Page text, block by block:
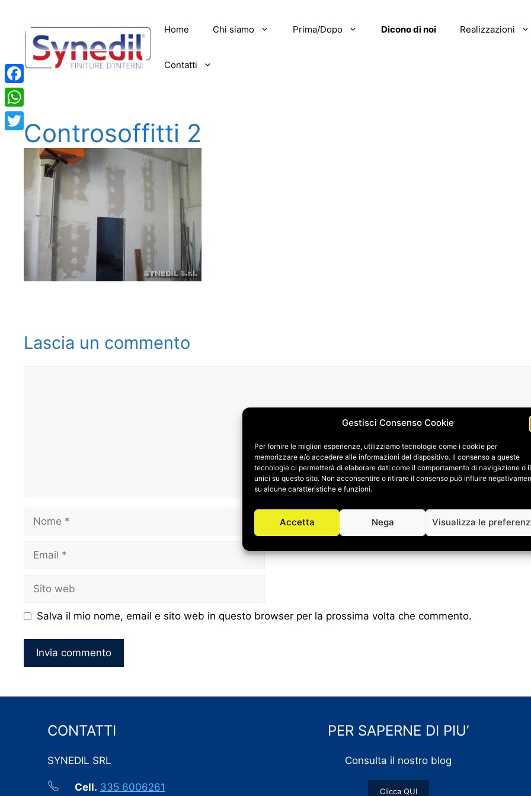
Gestisci Consenso Cookie
Per fornire le migliori esperienze, utilizziamo tecnologie come i cookie per
memorizzare e/o accedere alle informazioni del dispositivo. Il consenso a queste
tecnologie ci permetterà di elaborare dati come il comportamento di navigazione o
unici su questo sito. Non acconsentire o ritirare il consenso può influire
su alcune caratteristiche e funzioni.
Accetta Nega Visualizza le
contenuto
Home Chi siamo Prima/Dopo Dicono di noi Realizzazioni
Contatti
Controsoffitti 2
Lascia un commento
Nome
Email
Sito
web
Salva il mio nome, email e sito web in questo browser per la prossima volta che commento.
CONTATTI
SYNEDIL SRL
Cell. 335 6006261
PER SAPERNE DI PIU’
Consulta il nostro blog
Clicca QUI
Facebook
WhatsApp
Twitter